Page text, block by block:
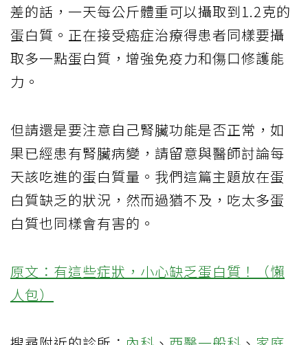
差的話，一天每公斤體重可以攝取到1.2克的
蛋白質。正在接受癌症治療得患者同樣要攝
取多一點蛋白質，增強免疫力和傷口修護能
力。
但請還是要注意自己腎臟功能是否正常，如
果已經患有腎臟病變，請留意與醫師討論每
天該吃進的蛋白質量。我們這篇主題放在蛋
白質缺乏的狀況，然而過猶不及，吃太多蛋
白質也同樣會有害的。
原文：有這些症狀，小心缺乏蛋白質！（懶
人包）